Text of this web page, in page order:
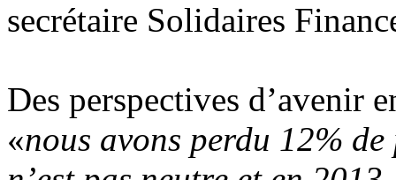
secrétaire Solidaires
Des perspectives d’avenir
«nous avons perdu 12%